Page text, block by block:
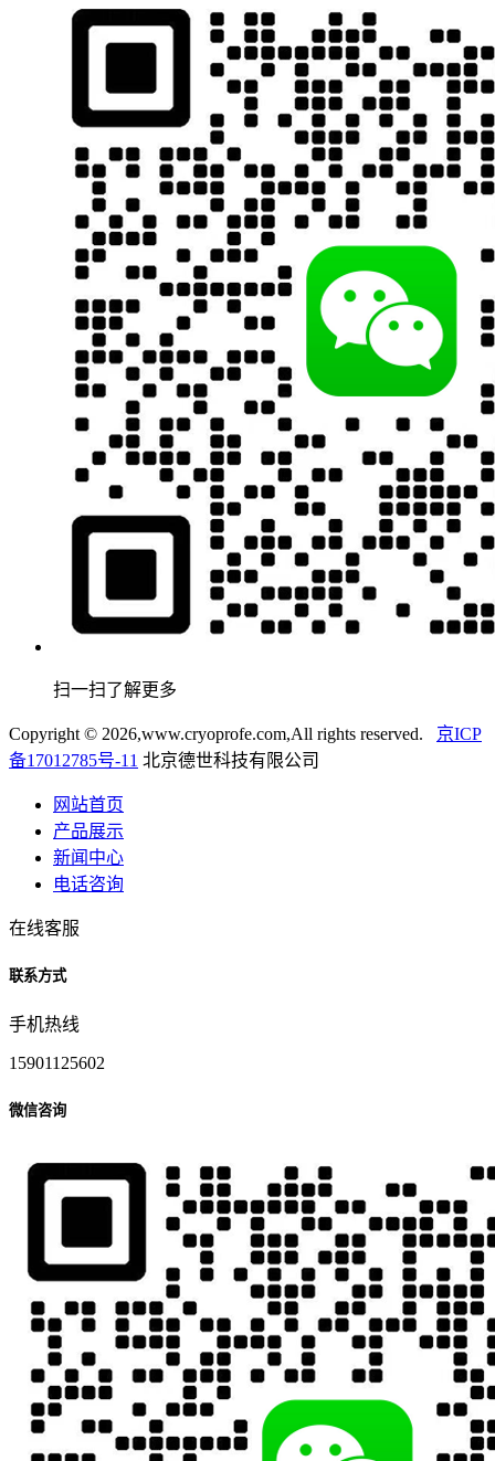
扫一扫了解更多
Copyright © 2026,www.cryoprofe.com,All rights reserved. 京ICP
备17012785号-11 北京德世科技有限公司
网站首页
产品展示
新闻中心
电话咨询
在线客服
联系方式
手机热线
15901125602
微信咨询